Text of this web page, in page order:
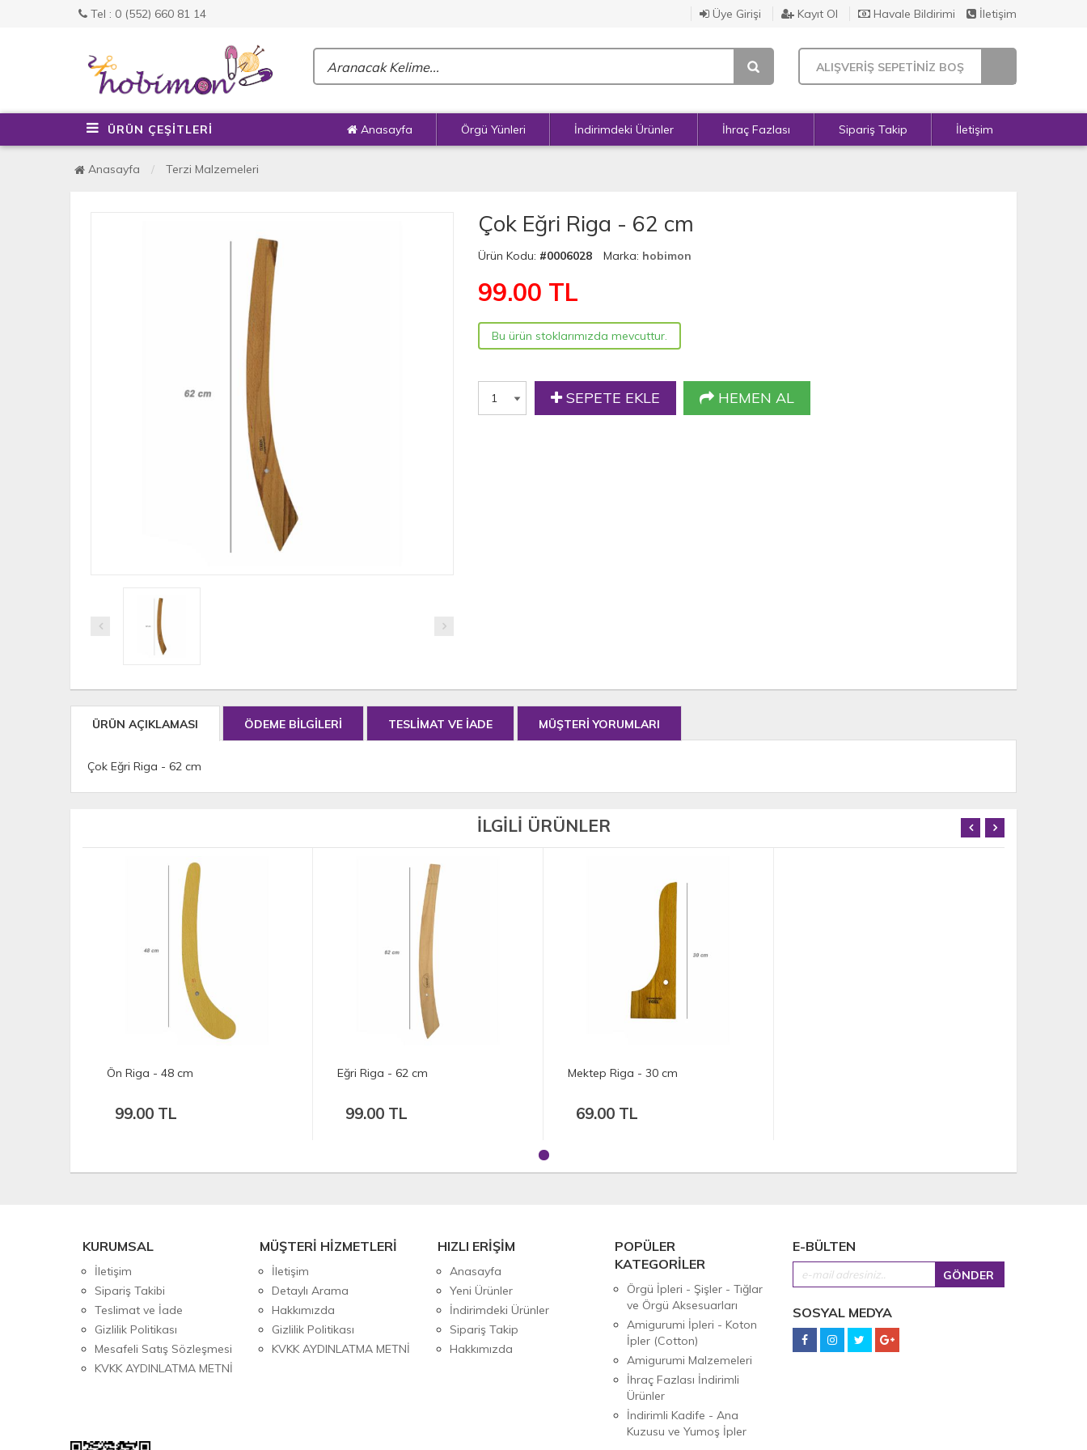
Tel : 0 (552) 660 81 14 Üye Girişi Kayıt Ol Havale Bildirimi İletişim
ALIŞVERİŞ SEPETİNİZ BOŞ
ÜRÜN ÇEŞİTLERİ Anasayfa Örgü Yünleri İndirimdeki Ürünler İhraç Fazlası Sipariş Takip İletişim
Anasayfa Terzi Malzemeleri
Çok Eğri Riga - 62 cm
Ürün Kodu: #0006028 Marka: hobimon
99.00 TL
Bu ürün stoklarımızda mevcuttur.
SEPETE EKLE HEMEN AL
ÜRÜN AÇIKLAMASI ÖDEME BİLGİLERİ TESLİMAT VE İADE MÜŞTERİ YORUMLARI
Çok Eğri Riga - 62 cm
İLGİLİ ÜRÜNLER
Ön Riga - 48 cm
99.00 TL
Eğri Riga - 62 cm
99.00 TL
Mektep Riga - 30 cm
69.00 TL
KURUMSAL
İletişim
Sipariş Takibi
Teslimat ve İade
Gizlilik Politikası
Mesafeli Satış Sözleşmesi
KVKK AYDINLATMA METNİ
MÜŞTERİ HİZMETLERİ
İletişim
Detaylı Arama
Hakkımızda
Gizlilik Politikası
KVKK AYDINLATMA METNİ
HIZLI ERİŞİM
Anasayfa
Yeni Ürünler
İndirimdeki Ürünler
Sipariş Takip
Hakkımızda
POPÜLER
KATEGORİLER
Örgü İpleri - Şişler - Tığlar
ve Örgü Aksesuarları
Amigurumi İpleri - Koton
İpler (Cotton)
Amigurumi Malzemeleri
İhraç Fazlası İndirimli
Ürünler
İndirimli Kadife - Ana
Kuzusu ve Yumoş İpler
E-BÜLTEN
SOSYAL MEDYA